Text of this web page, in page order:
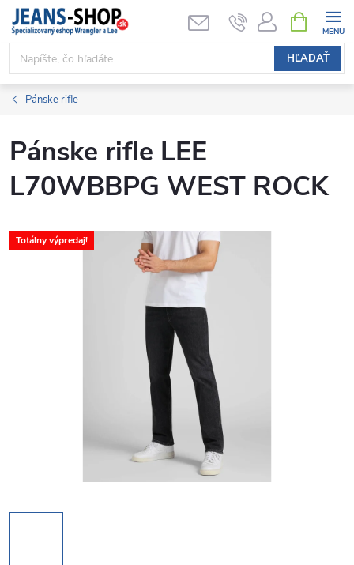
Prejsť
obsah
HĽADAŤ
KOŠÍK
Pánske rifle
Pánske rifle LEE
L70WBBPG WEST ROCK
Totálny výpredaj!